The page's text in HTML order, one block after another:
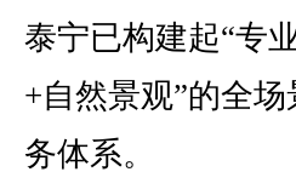
泰宁已构建起“专
+自然景观”的全
务体系。